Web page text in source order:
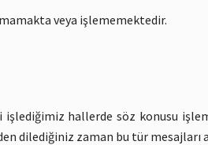
veya işlememektedir.
hallerde söz konusu
dilediğiniz zaman bu tür mesajları